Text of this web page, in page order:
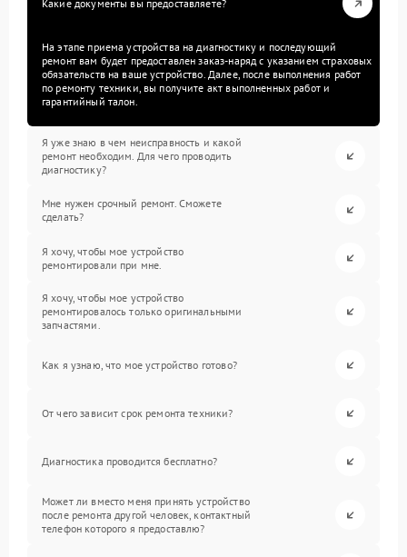
Какие документы вы предоставляете?
На этапе приема устройства на диагностику и последующий
ремонт вам будет предоставлен заказ-наряд с указанием страховых
обязательств на ваше устройство. Далее, после выполнения работ
по ремонту техники, вы получите акт выполненных работ и
гарантийный талон.
Я уже знаю в чем неисправность и какой
ремонт необходим. Для чего проводить
диагностику?
Мне нужен срочный ремонт. Сможете
сделать?
Я хочу, чтобы мое устройство
ремонтировали при мне.
Я хочу, чтобы мое устройство
ремонтировалось только оригинальными
запчастями.
Как я узнаю, что мое устройство готово?
От чего зависит срок ремонта техники?
Диагностика проводится бесплатно?
Может ли вместо меня принять устройство
после ремонта другой человек, контактный
телефон которого я предоставлю?